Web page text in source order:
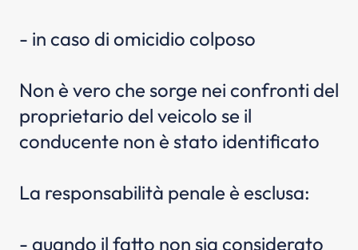
- in caso di omicidio colposo
Non è vero che sorge nei confronti del
proprietario del veicolo se il
conducente non è stato identificato
La responsabilità penale è esclusa:
- quando il fatto non sia considerato